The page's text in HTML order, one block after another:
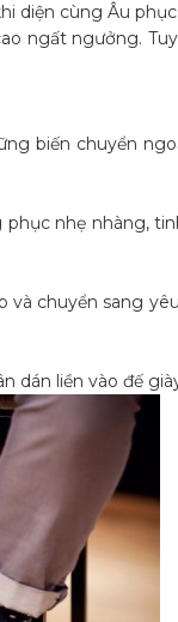
diện cùng Âu
ngất ngưởng. Tuy
biến chuyển
nhẹ nhàng,
và chuyển sang
dán liền vào đế